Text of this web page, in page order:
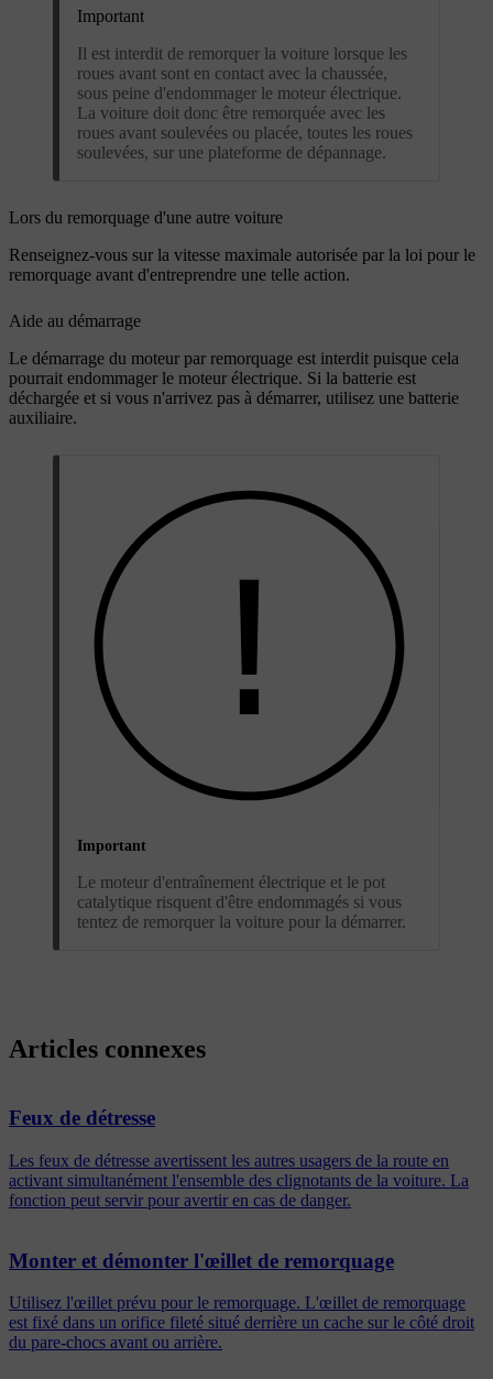
Important
Il est interdit de remorquer la voiture lorsque les
roues avant sont en contact avec la chaussée,
sous peine d'endommager le moteur électrique.
La voiture doit donc être remorquée avec les
roues avant soulevées ou placée, toutes les roues
soulevées, sur une plateforme de dépannage.
Lors du remorquage d'une autre voiture
Renseignez-vous sur la vitesse maximale autorisée par la loi pour le
remorquage avant d'entreprendre une telle action.
Aide au démarrage
Le démarrage du moteur par remorquage est interdit puisque cela
pourrait endommager le moteur électrique. Si la batterie est
déchargée et si vous n'arrivez pas à démarrer, utilisez une batterie
auxiliaire.
Important
Le moteur d'entraînement électrique et le pot
catalytique risquent d'être endommagés si vous
tentez de remorquer la voiture pour la démarrer.
Articles connexes
Feux de détresse
Les feux de détresse avertissent les autres usagers de la route en
activant simultanément l'ensemble des clignotants de la voiture. La
fonction peut servir pour avertir en cas de danger.
Monter et démonter l'œillet de remorquage
Utilisez l'œillet prévu pour le remorquage. L'œillet de remorquage
est fixé dans un orifice fileté situé derrière un cache sur le côté droit
du pare-chocs avant ou arrière.